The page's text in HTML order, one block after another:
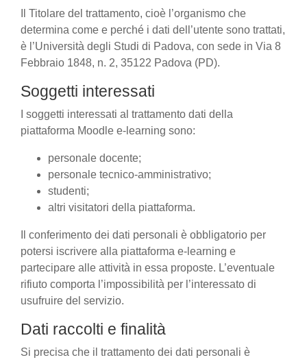
Il Titolare del trattamento, cioè l’organismo che
determina come e perché i dati dell’utente sono trattati,
è l’Università degli Studi di Padova, con sede in Via 8
Febbraio 1848, n. 2, 35122 Padova (PD).
Soggetti interessati
I soggetti interessati al trattamento dati della
piattaforma Moodle e-learning sono:
personale docente;
personale tecnico-amministrativo;
studenti;
altri visitatori della piattaforma.
Il conferimento dei dati personali è obbligatorio per
potersi iscrivere alla piattaforma e-learning e
partecipare alle attività in essa proposte. L’eventuale
rifiuto comporta l’impossibilità per l’interessato di
usufruire del servizio.
Dati raccolti e finalità
Si precisa che il trattamento dei dati personali è